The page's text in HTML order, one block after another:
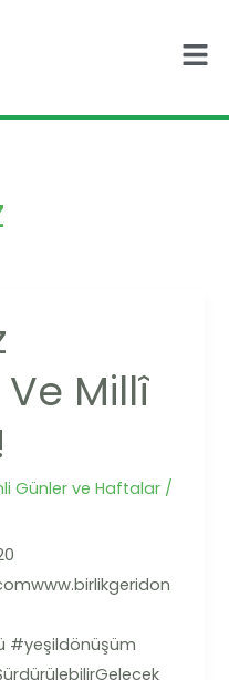
Millî
Günler ve Haftalar /
#yeşildönüşüm